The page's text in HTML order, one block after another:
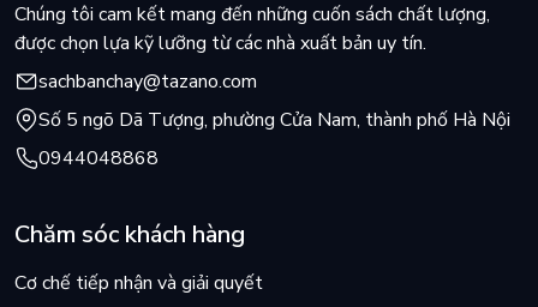
Chúng tôi cam kết mang đến những cuốn sách chất lượng,
được chọn lựa kỹ lưỡng từ các nhà xuất bản uy tín.
sachbanchay@tazano.com
Số 5 ngõ Dã Tượng, phường Cửa Nam, thành phố Hà Nội
0944048868
Chăm sóc khách hàng
Cơ chế tiếp nhận và giải quyết